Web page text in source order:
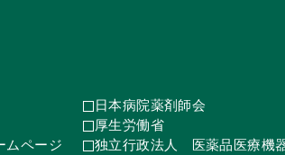
日本病院薬剤師会
厚生労働省
ムページ
独立行政法人 医薬品医療機